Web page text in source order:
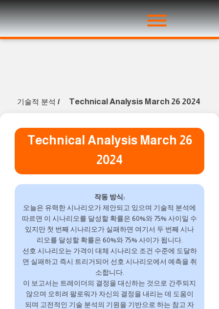
기술적 분석 / Technical Analysis March 26 2024
Technical Analysis March 26
2024
작동 방식:
오늘은 유력한 시나리오가 제안되고 있으며 기술적 분석에
따르면 이 시나리오를 달성할 확률은 60%와 75% 사이일 수
있지만 첫 번째 시나리오가 실패하면 여기서 두 번째 시나
리오를 달성할 확률은 60%와 75% 사이가 됩니다.
선호 시나리오는 가격이 대체 시나리오 조건 수준에 도달하
면 실패하고 즉시 트리거되어 선호 시나리오에서 예측을 취
소합니다.
이 보고서는 트레이더의 결정을 대신하는 것으로 간주되지
않으며 오히려 팔로워가 자신의 결정을 내리는 데 도움이
되며 고전적인 기술 분석의 기원을 기반으로 하는 참고 자